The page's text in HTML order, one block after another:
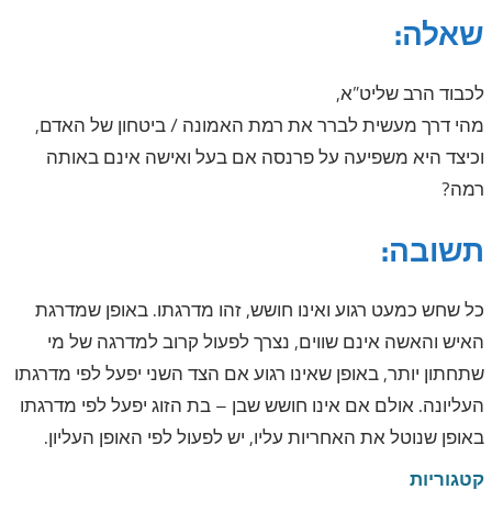
שאלה:
לכבוד הרב שליט”א,
מהי דרך מעשית לברר את רמת האמונה / ביטחון של האדם,
וכיצד היא משפיעה על פרנסה אם בעל ואישה אינם באותה
רמה?
תשובה:
כל שחש כמעט רגוע ואינו חושש, זהו מדרגתו. באופן שמדרגת
האיש והאשה אינם שווים, נצרך לפעול קרוב למדרגה של מי
שתחתון יותר, באופן שאינו רגוע אם הצד השני יפעל לפי מדרגתו
העליונה. אולם אם אינו חושש שבן – בת הזוג יפעל לפי מדרגתו
באופן שנוטל את האחריות עליו, יש לפעול לפי האופן העליון.
קטגוריות